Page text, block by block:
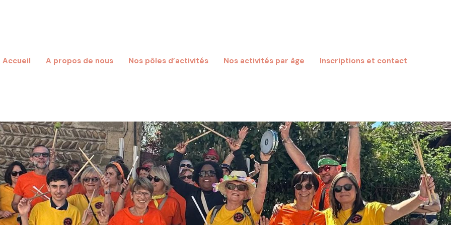
Accueil A propos de nous Nos pôles d’activités Nos activités par âge Inscriptions et contact